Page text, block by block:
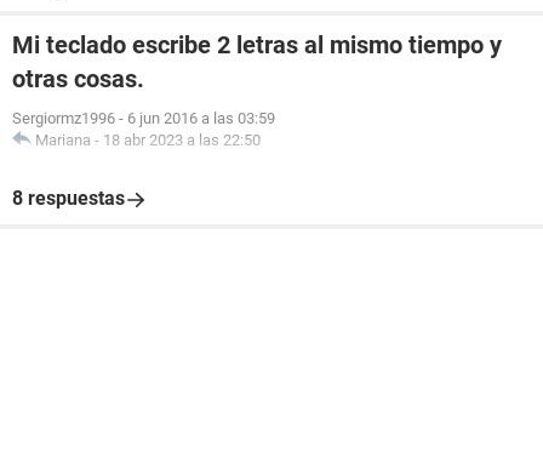
Mi teclado escribe 2 letras al mismo tiempo y
otras cosas.
Sergiormz1996 - 6 jun 2016 a las 03:59
Mariana - 18 abr 2023 a las 22:50
8 respuestas